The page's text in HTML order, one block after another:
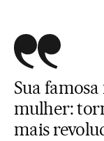
Sua famosa
mulher:
mais